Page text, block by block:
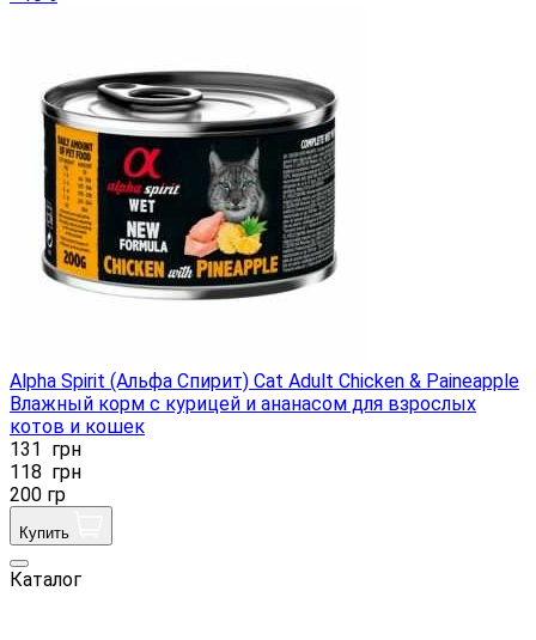
Alpha Spirit (Альфа Спирит) Cat Adult Chicken & Paineapple
Влажный корм с курицей и ананасом для взрослых
котов и кошек
131 грн
118 грн
200 гр
Купить
Каталог